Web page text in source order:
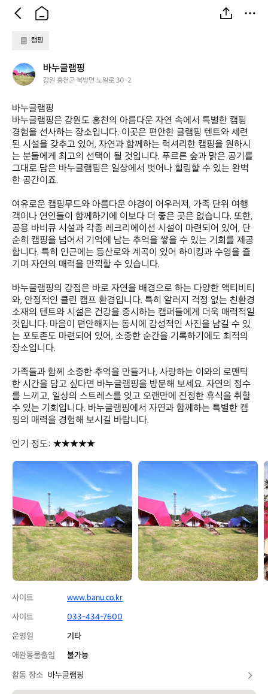
캠핑
바
누
램
핑
바누글램핑
강원 홍천군 북방면 노일로 30-2
바누글램핑
바누글램핑은 강원도 홍천의 아름다운 자연 속에서 특별한 캠핑
경험을 선사하는 장소입니다. 이곳은 편안한 글램핑 텐트와 세련
된 시설을 갖추고 있어, 자연과 함께하는 럭셔리한 캠핑을 원하시
는 분들에게 최고의 선택이 될 것입니다. 푸르른 숲과 맑은 공기를
그대로 담은 바누글램핑은 일상에서 벗어나 힐링할 수 있는 완벽
한 공간이죠.
여유로운 캠핑무드와 아름다운 야경이 어우러져, 가족 단위 여행
객이나 연인들이 함께하기에 이보다 더 좋은 곳은 없습니다. 또한,
공용 바비큐 시설과 각종 레크리에이션 시설이 마련되어 있어, 단
순히 캠핑을 넘어서 기억에 남는 추억을 쌓을 수 있는 기회를 제공
합니다. 특히 인근에는 등산로와 계곡이 있어 하이킹과 수영을 즐
기며 자연의 매력을 만끽할 수 있습니다.
바누글램핑의 강점은 바로 자연을 배경으로 하는 다양한 액티비티
와, 안정적인 클린 캠프 환경입니다. 특히 알러지 걱정 없는 친환경
소재의 텐트와 시설은 건강을 중시하는 캠퍼들에게 더욱 매력적일
것입니다. 마음이 편안해지는 동시에 감성적인 사진을 남길 수 있
는 포토존도 마련되어 있어, 소중한 순간을 기록하기에도 최적의
장소입니다.
가족들과 함께 소중한 추억을 만들거나, 사랑하는 이와의 로맨틱
한 시간을 담고 싶다면 바누글램핑을 방문해 보세요. 자연의 정수
를 느끼고, 일상의 스트레스를 잊고 오랜만에 진정한 휴식을 취할
수 있는 기회입니다. 바누글램핑에서 자연과 함께하는 특별한 캠
핑의 매력을 경험해 보시길 바랍니다.
인기 정도: ★★★★★
바
누
글
램
핑
바
누
글
램
핑
사이트
www.banu.co.kr
사이트
033-434-7600
운영일
기타
애완동물출입
불가능
활동 장소 바누글램핑